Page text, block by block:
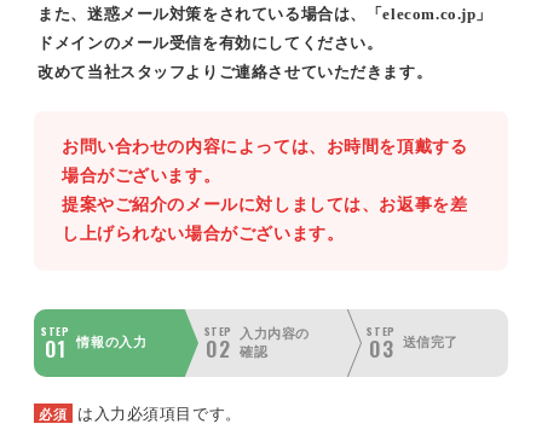
また、迷惑メール対策をされている場合は、「elecom.co.jp」
ドメインのメール受信を有効にしてください。
改めて当社スタッフよりご連絡させていただきます。
お問い合わせの内容によっては、お時間を頂戴する
場合がございます。
提案やご紹介のメールに対しましては、お返事を差
し上げられない場合がございます。
STEP
01 情報の入力
STEP
02
入力内容の
確認
STEP
03 送信完了
必須 は入力必須項目です。